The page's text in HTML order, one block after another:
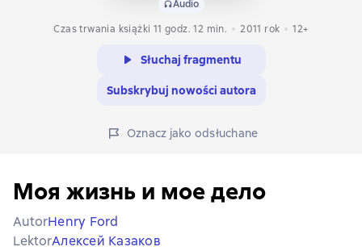
Audio
Czas trwania książki 11 godz. 12 min.
2011 rok 12+
Słuchaj fragmentu
Subskrybuj nowości autora
Oznacz jako odsłuchane
Моя жизнь и мое дело
AutorHenry Ford
LektorАлексей Казаков